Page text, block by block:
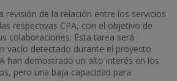
revisión de la relación entre los servicios
respectivas CPA, con el objetivo de
colaboraciones. Esta tarea será
vacío detectado durante el proyecto
han demostrado un alto interés en los
pero una baja capacidad para